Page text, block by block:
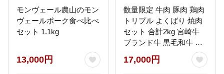
モンヴェール農山のモン
ヴェールポーク食べ比べ
セット 1.1kg
13,000円
数量限定 牛肉 豚肉 鶏肉
トリプル よくばり 焼肉
セット 合計2kg 宮崎牛
ブランド牛 黒毛和牛 国
産 食品 高級 贅沢 ご褒美
お祝 人気 おすすめ おか
17,000円